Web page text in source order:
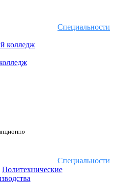
Специальности
Специальности
Политехнические